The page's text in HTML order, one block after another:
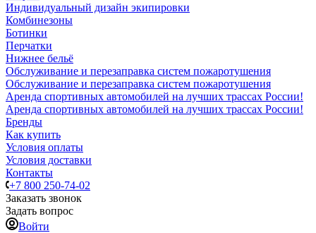
Индивидуальный дизайн экипировки
Комбинезоны
Ботинки
Перчатки
Нижнее бельё
Обслуживание и перезаправка систем пожаротушения
Обслуживание и перезаправка систем пожаротушения
Аренда спортивных автомобилей на лучших трассах России!
Аренда спортивных автомобилей на лучших трассах России!
Бренды
Как купить
Условия оплаты
Условия доставки
Контакты
+7 800 250-74-02
Заказать звонок
Задать вопрос
Войти